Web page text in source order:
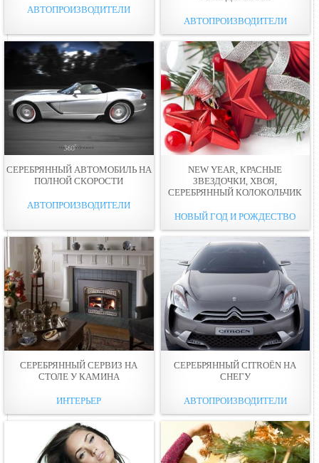
АВТОПРОИЗВОДИТЕЛИ
АВТОПРОИЗВОДИТЕЛИ
СЕРЕБРЯННЫЙ АВТОМОБИЛЬ НА
ПОЛНОЙ СКОРОСТИ
АВТОПРОИЗВОДИТЕЛИ
NEW YEAR, КРАСНЫЕ
ЗВЕЗДОЧКИ, ХВОЯ,
СЕРЕБРЯННЫЙ КОЛОКОЛЬЧИК
НОВЫЙ ГОД И РОЖДЕСТВО
СЕРЕБРЯННЫЙ СЕРВИЗ НА
СТОЛЕ У КАМИНА
ИНТЕРЬЕР
СЕРЕБРЯННЫЙ CITROЁN НА
СНЕГУ
АВТОПРОИЗВОДИТЕЛИ